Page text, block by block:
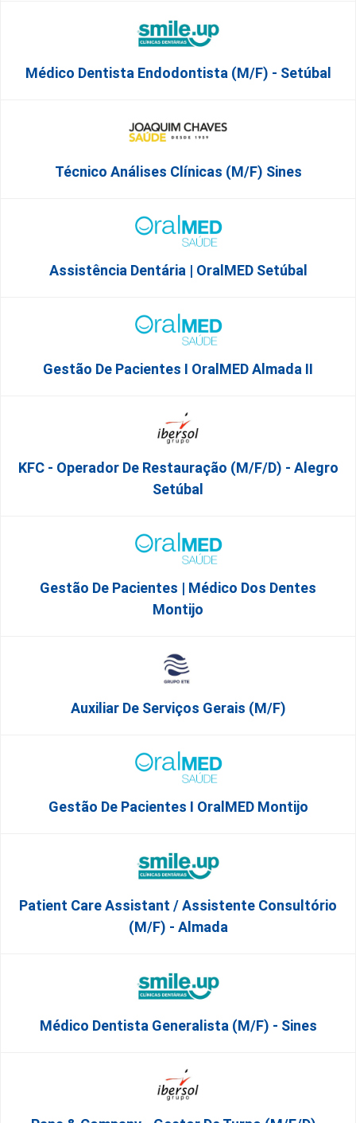
Médico Dentista Endodontista (M/F) - Setúbal
Técnico Análises Clínicas (M/F) Sines
Assistência Dentária | OralMED Setúbal
Gestão De Pacientes I OralMED Almada II
KFC - Operador De Restauração (m/f/d) - Alegro
Setúbal
Gestão De Pacientes | Médico Dos Dentes
Montijo
Auxiliar De Serviços Gerais (m/f)
Gestão De Pacientes I OralMED Montijo
Patient Care Assistant / Assistente Consultório
(M/F) - Almada
Médico Dentista Generalista (M/F) - Sines